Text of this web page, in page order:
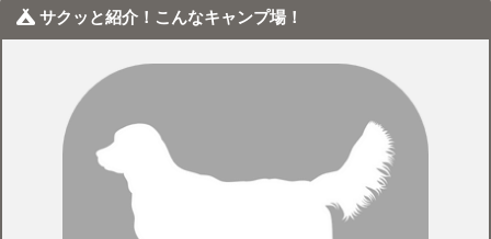
サクッと紹介！こんなキャンプ場！